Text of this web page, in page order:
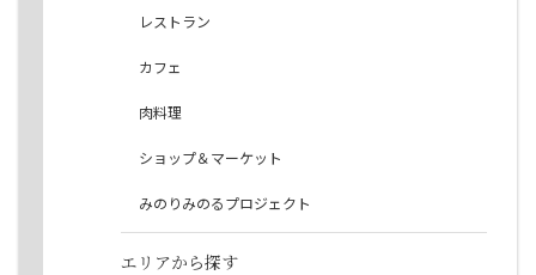
レストラン
カフェ
肉料理
ショップ＆マーケット
みのりみのるプロジェクト
エリアから探す